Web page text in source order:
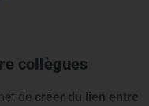
collègues
de créer du lien entre